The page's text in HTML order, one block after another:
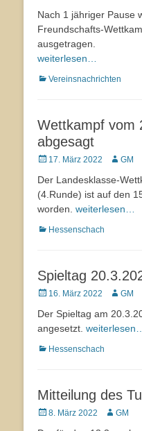
Nach 1 jähriger Pause
Freundschafts-
ausgetragen.
weiterlesen…
Kategorien
Vereinsnachrichten
Wettkampf vom
abgesagt
Veröffentlicht
17. März 2022 Autor
GM
Der Landesklasse-
(4.Runde) ist auf den
worden. weiterlesen…
Kategorien
Hessenschach
Spieltag
Veröffentlicht
16. März 2022 Autor
GM
Der Spieltag am
angesetzt. weiterlesen…
Kategorien
Hessenschach
Mitteilung des
Veröffentlicht
8. März 2022 Autor
GM